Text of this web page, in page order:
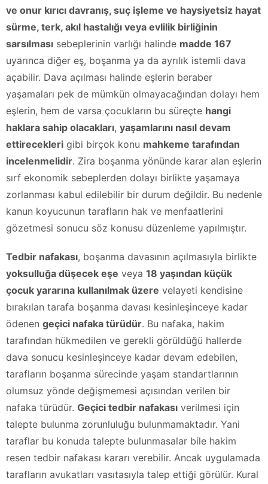
ve onur kırıcı davranış, suç işleme ve haysiyetsiz hayat
sürme, terk, akıl hastalığı veya evlilik birliğinin
sarsılması sebeplerinin varlığı halinde madde 167
uyarınca diğer eş, boşanma ya da ayrılık istemli dava
açabilir. Dava açılması halinde eşlerin beraber
yaşamaları pek de mümkün olmayacağından dolayı hem
eşlerin, hem de varsa çocukların bu süreçte hangi
haklara sahip olacakları, yaşamlarını nasıl devam
ettirecekleri gibi birçok konu mahkeme tarafından
incelenmelidir. Zira boşanma yönünde karar alan eşlerin
sırf ekonomik sebeplerden dolayı birlikte yaşamaya
zorlanması kabul edilebilir bir durum değildir. Bu nedenle
kanun koyucunun tarafların hak ve menfaatlerini
gözetmesi sonucu söz konusu düzenleme yapılmıştır.
Tedbir nafakası, boşanma davasının açılmasıyla birlikte
yoksulluğa düşecek eşe veya 18 yaşından küçük
çocuk yararına kullanılmak üzere velayeti kendisine
bırakılan tarafa boşanma davası kesinleşinceye kadar
ödenen geçici nafaka türüdür. Bu nafaka, hakim
tarafından hükmedilen ve gerekli görüldüğü hallerde
dava sonucu kesinleşinceye kadar devam edebilen,
tarafların boşanma sürecinde yaşam standartlarının
olumsuz yönde değişmemesi açısından verilen bir
nafaka türüdür. Geçici tedbir nafakası verilmesi için
talepte bulunma zorunluluğu bulunmamaktadır. Yani
taraflar bu konuda talepte bulunmasalar bile hakim
resen tedbir nafakası kararı verebilir. Ancak uygulamada
tarafların avukatları vasıtasıyla talep ettiği görülür. Kural